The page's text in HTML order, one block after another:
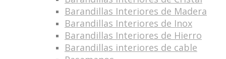
Barandillas Interiores de Madera
Barandillas Interiores de Inox
Barandillas Interiores de Hierro
Barandillas interiores de cable